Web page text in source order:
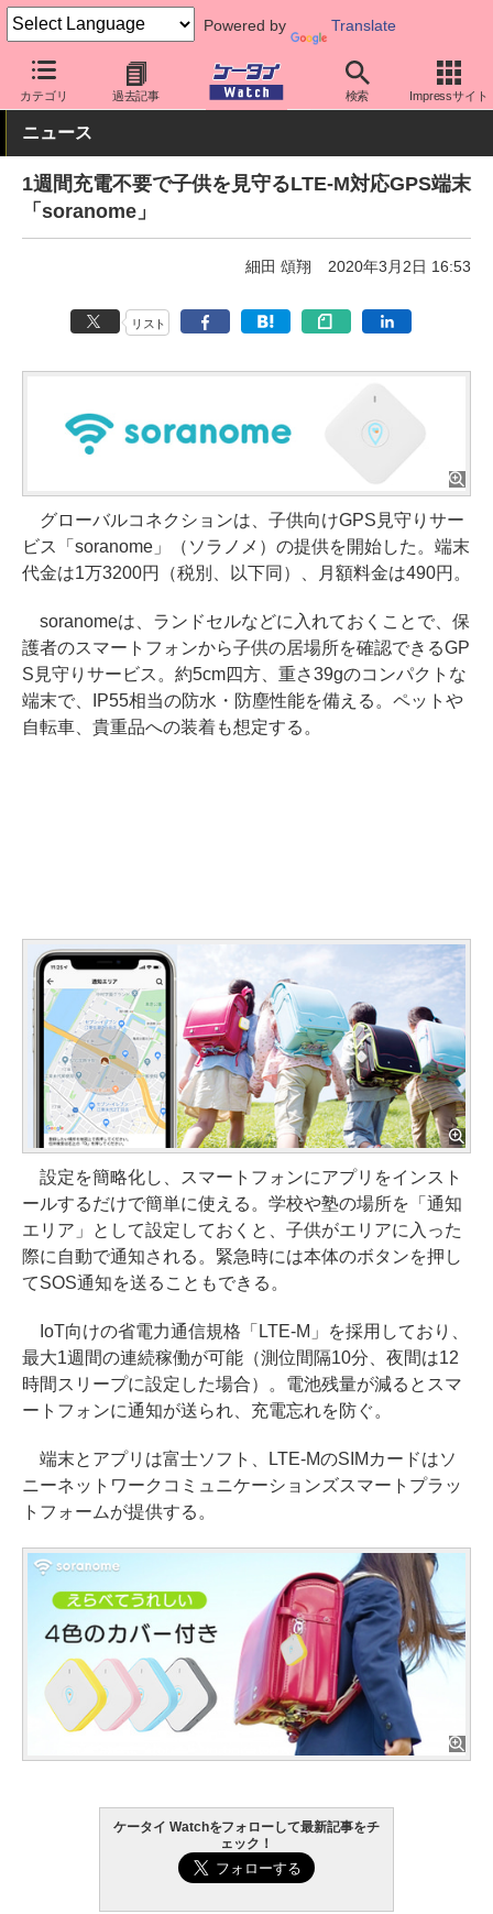
Powered by Translate
カテゴリ 過去記事 検索 Impressサイト
ケータイ Watch 最新技術/その他 IoT
ニュース
1週間充電不要で子供を見守るLTE-M対応GPS端末
「soranome」
細田 頌翔 2020年3月2日 16:53
リスト
グローバルコネクションは、子供向けGPS見守りサー
ビス「soranome」（ソラノメ）の提供を開始した。端末
代金は1万3200円（税別、以下同）、月額料金は490円。
soranomeは、ランドセルなどに入れておくことで、保
護者のスマートフォンから子供の居場所を確認できるGP
S見守りサービス。約5cm四方、重さ39gのコンパクトな
端末で、IP55相当の防水・防塵性能を備える。ペットや
自転車、貴重品への装着も想定する。
設定を簡略化し、スマートフォンにアプリをインスト
ールするだけで簡単に使える。学校や塾の場所を「通知
エリア」として設定しておくと、子供がエリアに入った
際に自動で通知される。緊急時には本体のボタンを押し
てSOS通知を送ることもできる。
IoT向けの省電力通信規格「LTE-M」を採用しており、
最大1週間の連続稼働が可能（測位間隔10分、夜間は12
時間スリープに設定した場合）。電池残量が減るとスマ
ートフォンに通知が送られ、充電忘れを防ぐ。
端末とアプリは富士ソフト、LTE-MのSIMカードはソ
ニーネットワークコミュニケーションズスマートプラッ
トフォームが提供する。
ケータイ Watchをフォローして最新記事をチ
ェック！